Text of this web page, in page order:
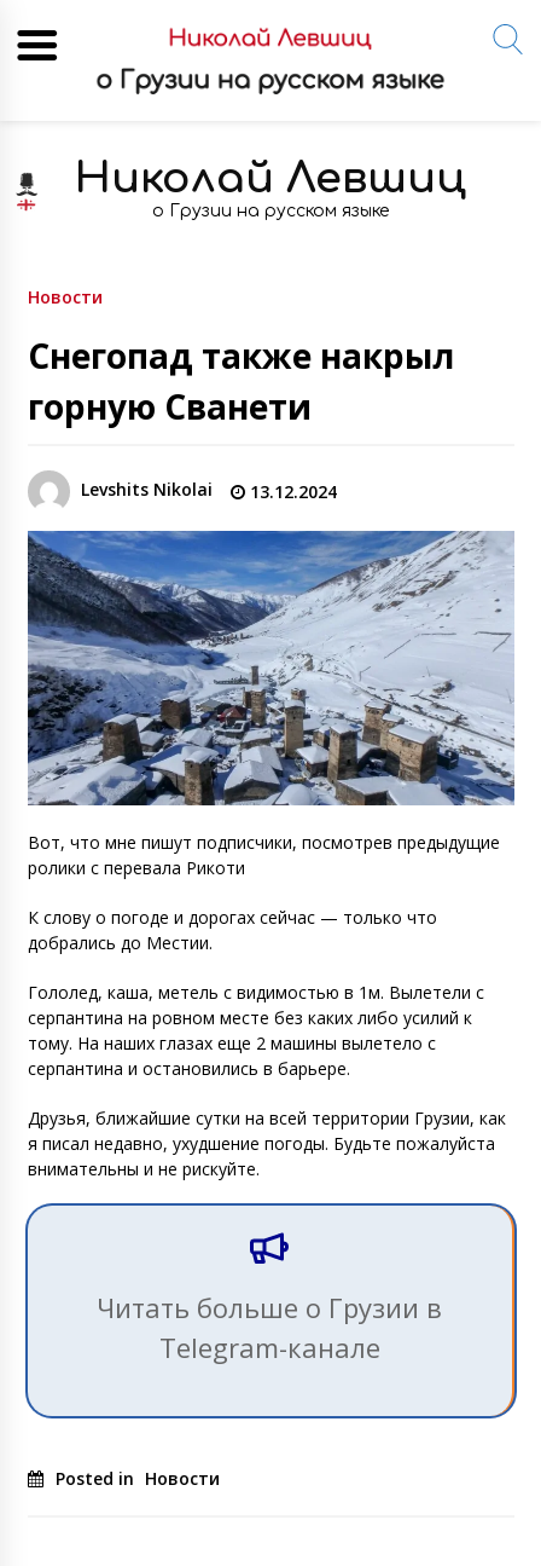
content
Николай Левшиц
о Грузии на русском языке
Новости
Снегопад также накрыл
горную Сванети
Levshits Nikolai 13.12.2024
Вот, что мне пишут подписчики, посмотрев предыдущие
ролики с перевала Рикоти
К слову о погоде и дорогах сейчас — только что
добрались до Местии.
Гололед, каша, метель с видимостью в 1м. Вылетели с
серпантина на ровном месте без каких либо усилий к
тому. На наших глазах еще 2 машины вылетело с
серпантина и остановились в барьере.
Друзья, ближайшие сутки на всей территории Грузии, как
я писал недавно, ухудшение погоды. Будьте пожалуйста
внимательны и не рискуйте.
Читать больше о Грузии в
Telegram-канале
Posted in Новости